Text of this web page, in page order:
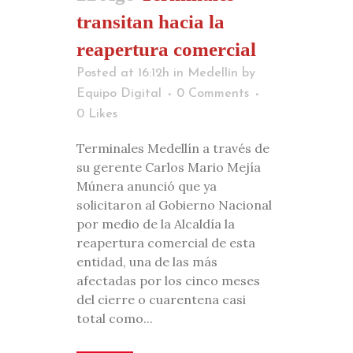
transitan hacia la
reapertura comercial
Posted at 16:12h in Medellín by
Equipo Digital
0 Comments
0 Likes
Terminales Medellín a través de
su gerente Carlos Mario Mejía
Múnera anunció que ya
solicitaron al Gobierno Nacional
por medio de la Alcaldía la
reapertura comercial de esta
entidad, una de las más
afectadas por los cinco meses
del cierre o cuarentena casi
total como...